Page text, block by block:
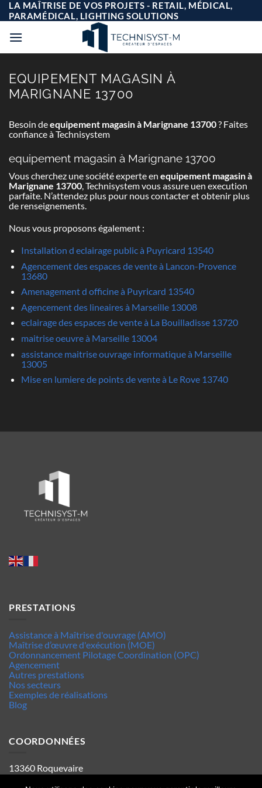
Passer
au
contenu
LA MAÎTRISE DE VOS PROJETS - RETAIL, MÉDICAL,
PARAMÉDICAL, LIGHTING SOLUTIONS
EQUIPEMENT MAGASIN À
MARIGNANE 13700
Besoin deequipement magasin à Marignane 13700? Faites
confiance à Technisystem
equipement magasin à Marignane 13700
Vous cherchez une société experte en equipement magasin à
Marignane 13700, Technisystem vous assure uen execution
parfaite. N’attendez plus pour nous contacter et obtenir plus
de renseignements.
Nous vous proposons également :
Installation d eclairage public à Puyricard 13540
Agencement des espaces de vente à Lancon-Provence
13680
Amenagement d officine à Puyricard 13540
Agencement des lineaires à Marseille 13008
eclairage des espaces de vente à La Bouilladisse 13720
maitrise oeuvre à Marseille 13004
assistance maitrise ouvrage informatique à Marseille
13005
Mise en lumiere de points de vente à Le Rove 13740
PRESTATIONS
Assistance à Maîtrise d'ouvrage (AMO)
Maîtrise d’œuvre d'exécution (MOE)
Ordonnancement Pilotage Coordination (OPC)
Agencement
Autres prestations
Nos secteurs
Exemples de réalisations
Blog
COORDONNÉES
13360 Roquevaire
Tel : 06.63.70.62.44